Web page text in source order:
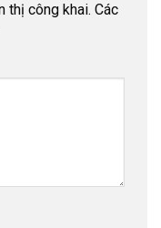
thị công khai. Các